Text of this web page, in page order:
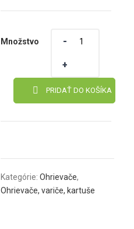
Množstvo
PRIDAŤ DO KOŠÍKA
Kategórie: Ohrievače,
Ohrievače, variče, kartuše